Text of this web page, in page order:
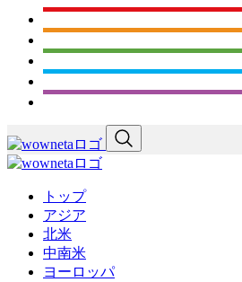
トップ
アジア
北米
中南米
ヨーロッパ